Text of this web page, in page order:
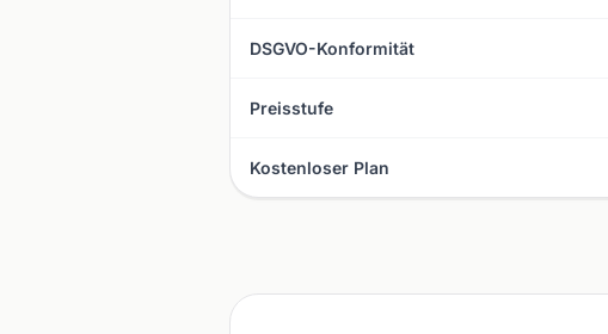
DSGVO-Konformität
Preisstufe
Kostenloser Plan